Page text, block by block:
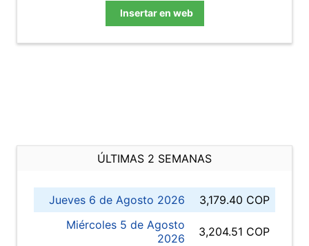
Insertar en web
ÚLTIMAS 2 SEMANAS
Jueves 6 de Agosto 2026
3,179.40 COP
Miércoles 5 de Agosto
2026
3,204.51 COP